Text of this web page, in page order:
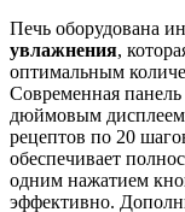
Печь оборудована
увлажнения,
оптимальным
Современная
дюймовым дисплеем
рецептов по 20
обеспечивает
одним нажатием
эффективно.